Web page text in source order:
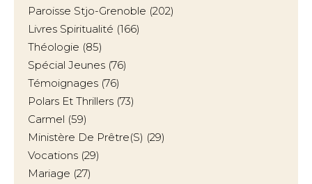
Paroisse Stjo-Grenoble (202)
Livres Spiritualité (166)
Théologie (85)
Spécial Jeunes (76)
Témoignages (76)
Polars Et Thrillers (73)
Carmel (59)
Ministère De Prêtre(s) (29)
Vocations (29)
Mariage (27)